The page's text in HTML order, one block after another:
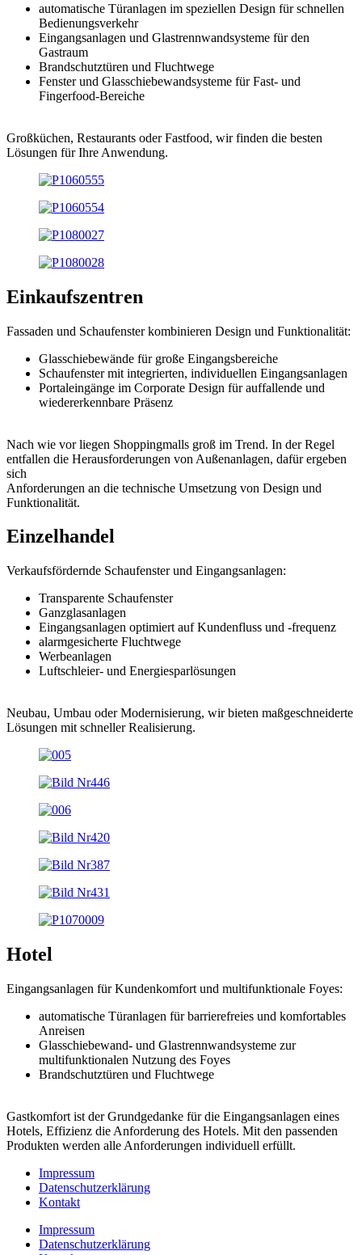
automatische Türanlagen im speziellen Design für schnellen
Bedienungsverkehr
Eingangsanlagen und Glastrennwandsysteme für den
Gastraum
Brandschutztüren und Fluchtwege
Fenster und Glasschiebewandsysteme für Fast- und
Fingerfood-Bereiche
Großküchen, Restaurants oder Fastfood, wir finden die besten
Lösungen für Ihre Anwendung.
Einkaufszentren
Fassaden und Schaufenster kombinieren Design und Funktionalität:
Glasschiebewände für große Eingangsbereiche
Schaufenster mit integrierten, individuellen Eingangsanlagen
Portaleingänge im Corporate Design für auffallende und
wiedererkennbare Präsenz
Nach wie vor liegen Shoppingmalls groß im Trend. In der Regel
entfallen die Herausforderungen von Außenanlagen, dafür ergeben
sich
Anforderungen an die technische Umsetzung von Design und
Funktionalität.
Einzelhandel
Verkaufsfördernde Schaufenster und Eingangsanlagen:
Transparente Schaufenster
Ganzglasanlagen
Eingangsanlagen optimiert auf Kundenfluss und -frequenz
alarmgesicherte Fluchtwege
Werbeanlagen
Luftschleier- und Energiesparlösungen
Neubau, Umbau oder Modernisierung, wir bieten maßgeschneiderte
Lösungen mit schneller Realisierung.
Hotel
Eingangsanlagen für Kundenkomfort und multifunktionale Foyes:
automatische Türanlagen für barrierefreies und komfortables
Anreisen
Glasschiebewand- und Glastrennwandsysteme zur
multifunktionalen Nutzung des Foyes
Brandschutztüren und Fluchtwege
Gastkomfort ist der Grundgedanke für die Eingangsanlagen eines
Hotels, Effizienz die Anforderung des Hotels. Mit den passenden
Produkten werden alle Anforderungen individuell erfüllt.
Impressum
Datenschutzerklärung
Kontakt
Impressum
Datenschutzerklärung